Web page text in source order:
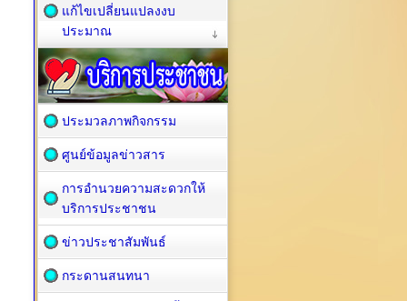
แก้ไขเปลี่ยนแปลงงบ
ประมาณ
ประมวลภาพกิจกรรม
ศูนย์ข้อมูลข่าวสาร
การอำนวยความสะดวกให้
บริการประชาชน
ข่าวประชาสัมพันธ์
กระดานสนทนา